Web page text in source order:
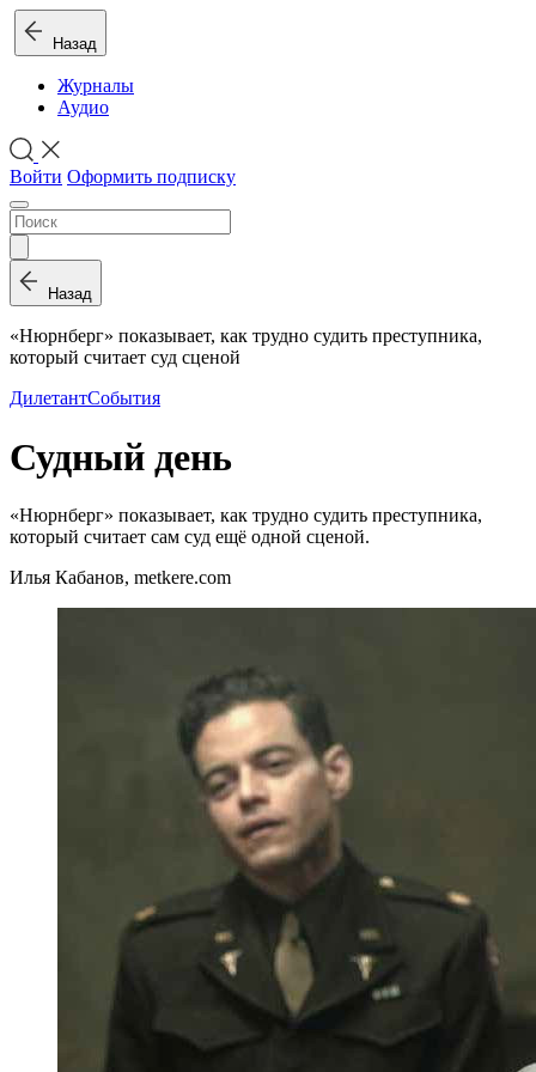
Назад
Журналы
Аудио
Войти Оформить подписку
Назад
«Нюрнберг» показывает, как трудно судить преступника,
который считает суд сценой
ДилетантСобытия
Судный день
«Нюрнберг» показывает, как трудно судить преступника,
который считает сам суд ещё одной сценой.
Илья Кабанов, metkere.com